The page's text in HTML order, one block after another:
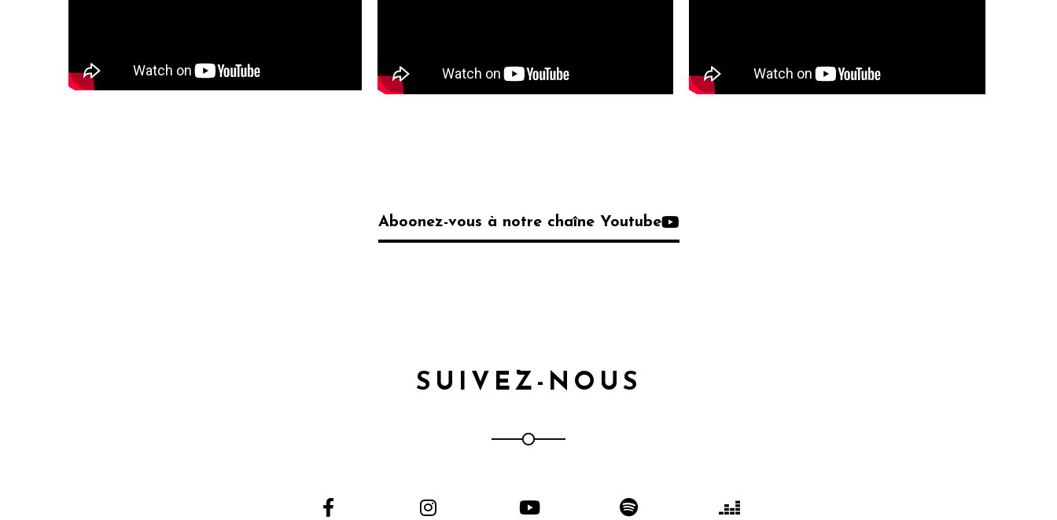
Aboonez-vous à notre chaîne Youtube
SUIVEZ-NOUS